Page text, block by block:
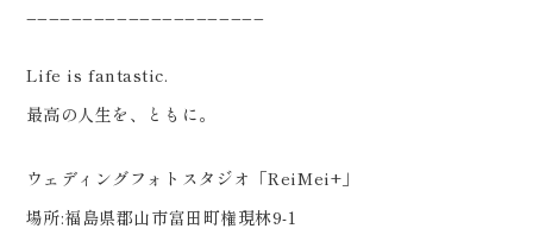
Life is fantastic.
最高の人生を、ともに。
ウェディングフォトスタジオ「ReiMei+」
場所:福島県郡山市富田町権現林9-1